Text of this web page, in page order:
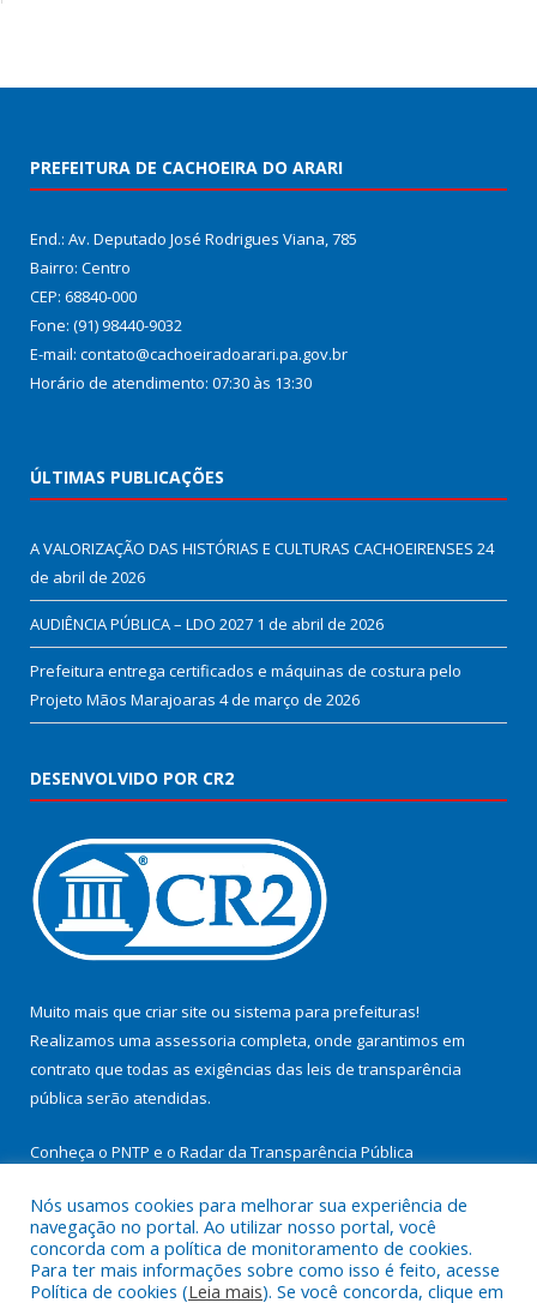
PREFEITURA DE CACHOEIRA DO ARARI
End.: Av. Deputado José Rodrigues Viana, 785
Bairro: Centro
CEP: 68840-000
Fone: (91) 98440-9032
E-mail: contato@cachoeiradoarari.pa.gov.br
Horário de atendimento: 07:30 às 13:30
ÚLTIMAS PUBLICAÇÕES
A VALORIZAÇÃO DAS HISTÓRIAS E CULTURAS CACHOEIRENSES 24
de abril de 2026
AUDIÊNCIA PÚBLICA – LDO 2027 1 de abril de 2026
Prefeitura entrega certificados e máquinas de costura pelo
Projeto Mãos Marajoaras 4 de março de 2026
DESENVOLVIDO POR CR2
Muito mais que criar site ou sistema para prefeituras!
Realizamos uma assessoria completa, onde garantimos em
contrato que todas as exigências das leis de transparência
pública serão atendidas.
Conheça o PNTP e o Radar da Transparência Pública
Todos os direitos reservados a Prefeitura Municipal de
Nós usamos cookies para melhorar sua experiência de
navegação no portal. Ao utilizar nosso portal, você
concorda com a política de monitoramento de cookies.
Para ter mais informações sobre como isso é feito, acesse
Política de cookies (Leia mais). Se você concorda, clique em